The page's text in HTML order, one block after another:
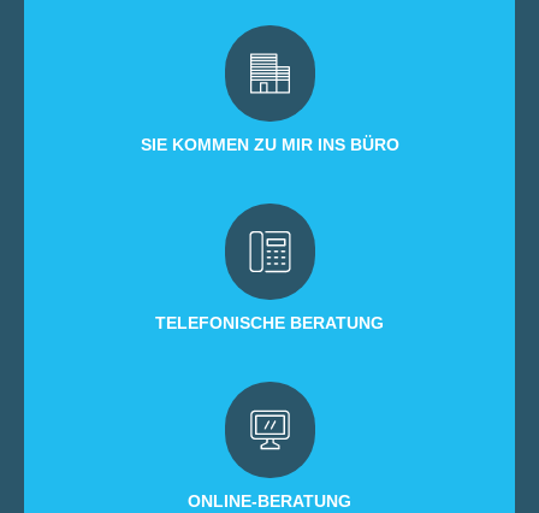
SIE KOMMEN ZU MIR INS BÜRO
TELEFONISCHE BERATUNG
ONLINE-BERATUNG